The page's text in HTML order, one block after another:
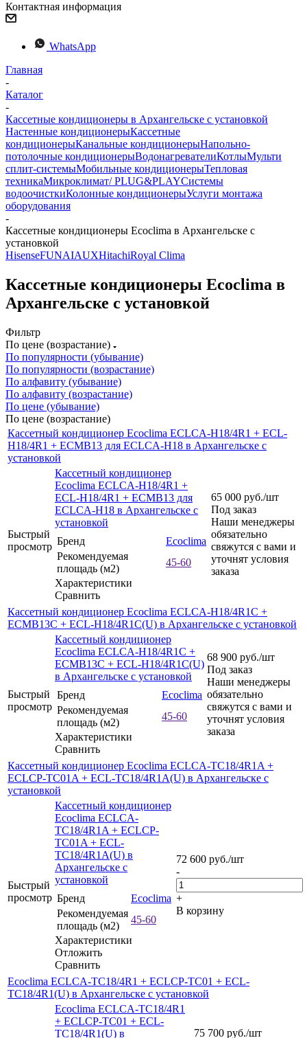
Контактная информация
WhatsApp
Главная
-
Каталог
-
Кассетные кондиционеры в Архангельске с установкой
Настенные кондиционерыКассетные
кондиционерыКанальные кондиционерыНапольно-
потолочные кондиционерыВодонагревателиКотлыМульти
сплит-системыМобильные кондиционерыТепловая
техникаМикроклимат/ PLUG&PLAYСистемы
водоочисткиКолонные кондиционерыУслуги монтажа
оборудования
-
Кассетные кондиционеры Ecoclima в Архангельске с
установкой
HisenseFUNAIAUXHitachiRoyal Clima
Кассетные кондиционеры Ecoclima в
Архангельске с установкой
Фильтр
По цене (возрастание)
По популярности (убывание)
По популярности (возрастание)
По алфавиту (убывание)
По алфавиту (возрастание)
По цене (убывание)
По цене (возрастание)
Кассетный кондиционер Ecoclima ECLCA-H18/4R1 + ECL-
H18/4R1 + ECMB13 для ECLCA-H18 в Архангельске с
установкой
Быстрый
просмотр
Кассетный кондиционер
Ecoclima ECLCA-H18/4R1 +
ECL-H18/4R1 + ECMB13 для
ECLCA-H18 в Архангельске с
установкой
Бренд
Ecoclima
Рекомендуемая
площадь (м2)
45-60
Характеристики
Сравнить
65 000 руб./шт
Под заказ
Наши менеджеры
обязательно
свяжутся с вами и
уточнят условия
заказа
Кассетный кондиционер Ecoclima ECLCA-H18/4R1C +
ECMB13C + ECL-H18/4R1C(U) в Архангельске с установкой
Быстрый
просмотр
Кассетный кондиционер
Ecoclima ECLCA-H18/4R1C +
ECMB13C + ECL-H18/4R1C(U)
в Архангельске с установкой
Бренд
Ecoclima
Рекомендуемая
площадь (м2)
45-60
Характеристики
Сравнить
68 900 руб./шт
Под заказ
Наши менеджеры
обязательно
свяжутся с вами и
уточнят условия
заказа
Кассетный кондиционер Ecoclima ECLCA-TC18/4R1A +
ECLCP-TC01A + ECL-TC18/4R1A(U) в Архангельске с
установкой
Быстрый
просмотр
Кассетный кондиционер
Ecoclima ECLCA-
TC18/4R1A + ECLCP-
TC01A + ECL-
TC18/4R1A(U) в
Архангельске с
установкой
Бренд
Ecoclima
Рекомендуемая
площадь (м2)
45-60
Характеристики
Отложить
Сравнить
72 600 руб./шт
-
+
В корзину
Ecoclima ECLCA-TC18/4R1 + ECLCP-TC01 + ECL-
TC18/4R1(U) в Архангельске с установкой
Ecoclima ECLCA-TC18/4R1
+ ECLCP-TC01 + ECL-
TC18/4R1(U) в
75 700 руб./шт